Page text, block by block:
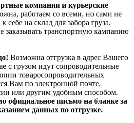
компании и курьерские
работаем со всеми, но сами не
себе на склад для забора груза.
заказывать транспортную кампанию
Возможна отгрузка в адрес Вашего
с грузом идут сопроводительные
товаросопроводительных
Вам по электронной почте,
или другим удобным способом.
официальное письмо на бланке за
данных по отгрузке.